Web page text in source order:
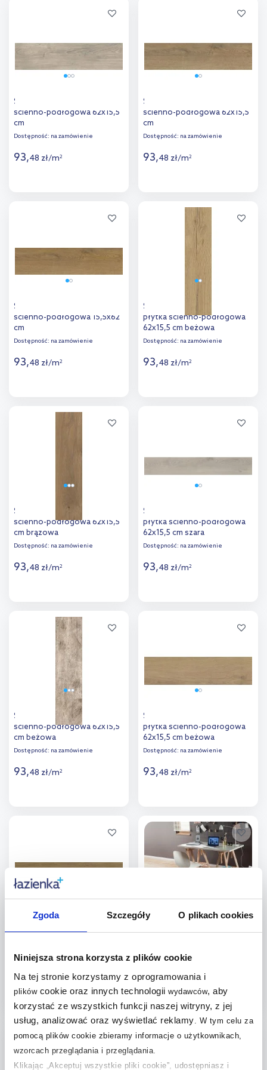
Zgoda Szczegóły O plikach cookies
Niniejsza strona korzysta z plików cookie
Na tej stronie korzystamy z oprogramowania i
plikówcookie oraz innych technologii wydawców, aby
korzystać ze wszystkich funkcji naszej witryny, z jej
usług, analizować oraz wyświetlać reklamy
W tym celu za
pomocą plików cookie zbieramy informacje o użytkownikach,
wzorcach przeglądania i przeglądania.
Klikając „Akceptuj wszystkie pliki cookie”, udostępniasz i
Stargres Oslo Grey płytka
ścienno-podłogowa 62x15,5
cm
Dostępność: na zamówienie
93,48 zł/m2
Stargres Pinea Beige płytka
ścienno-podłogowa 62x15,5
cm
Dostępność: na zamówienie
93,48 zł/m2
Dodaj do
porównania
Stargres Pinea Honey płytka
ścienno-podłogowa 15,5x62
cm
Dostępność: na zamówienie
93,48 zł/m2
Stargres Sverigo Natural
płytka ścienno-podłogowa
62x15,5 cm beżowa
Dostępność: na zamówienie
93,48 zł/m2
Stargres Taiga Brown płytka
ścienno-podłogowa 62x15,5
cm brązowa
Dostępność: na zamówienie
93,48 zł/m2
Dodaj do
porównania
Stargres Taiga Sigurd Grey
płytka ścienno-podłogowa
62x15,5 cm szara
Dostępność: na zamówienie
93,48 zł/m2
Stargres Timber płytka
ścienno-podłogowa 62x15,5
cm beżowa
Dostępność: na zamówienie
93,48 zł/m2
Stargres Yosemite Beige
płytka ścienno-podłogowa
62x15,5 cm beżowa
Dostępność: na zamówienie
93,48 zł/m2
Dodaj do
porównania
Stargres Yosemite Brown
płytka ścienno-podłogowa
Dostępność:na zamówienie
93,48 zł/m2
Więcej
Dodaj do
porównania
Domino Willow beige STR
płytka podłogowa 59,8x14,8
Dostępność: na zamówienie
Cena kat.:
Więcej
Dodaj do